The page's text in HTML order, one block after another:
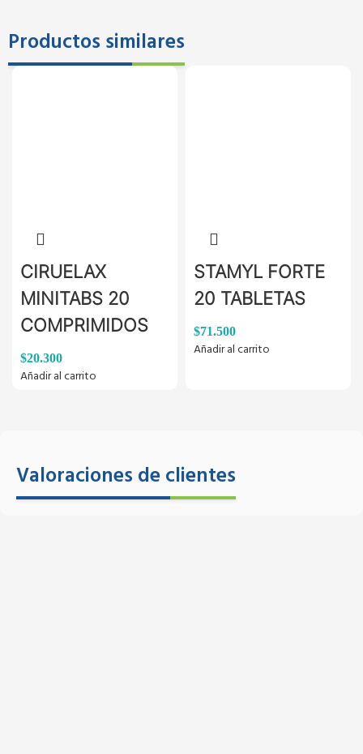
Productos similares
CIRUELAX
MINITABS 20
COMPRIMIDOS
$20.300
Añadir al carrito
STAMYL FORTE
20 TABLETAS
$71.500
Añadir al carrito
Valoraciones de clientes